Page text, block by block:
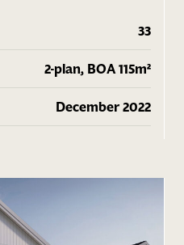
33
2-plan, BOA 115m²
December 2022